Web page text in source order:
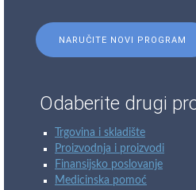
NARUČITE NOVI PROGRAM
Odaberite drugi
Trgovina i skladište
Proizvodnja i proizvodi
Finansijsko poslovanje
Medicinska pomoć